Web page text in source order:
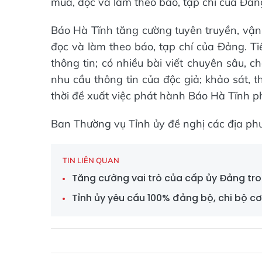
Báo Hà Tĩnh tăng cường tuyên truyền,
đọc và làm theo báo, tạp chí của Đảng.
thông tin; có nhiều bài viết chuyên sâu,
nhu cầu thông tin của độc giả; khảo sát,
thời đề xuất việc phát hành Báo Hà Tĩnh
Ban Thường vụ Tỉnh ủy đề nghị các địa
TIN LIÊN QUAN
Tăng cường vai trò của cấp ủy Đảng
Tỉnh ủy yêu cầu 100% đảng bộ, chi bộ